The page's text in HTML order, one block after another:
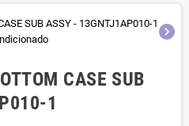
chevron_right
CASE SUB
1